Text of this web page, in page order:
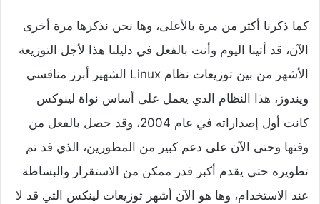
كما ذكرنا أكثر من مرة بالأعلى، وها نحن نذكرها مرة أخرى
الآن، قد أتينا اليوم وأنت بالفعل في دليلنا هذا لأجل التوزيعة
الأشهر من بين توزيعات نظام Linux الشهير أبرز منافسي
ويندوز، هذا النظام الذي يعمل على أساس نواة لينوكس
كانت أول إصداراته في عام 2004، وقد حصل بالفعل من
وقتها وحتى الآن على دعم كبير من المطورين، الذي قد تم
تطويره حتى يقدم أكبر قدر ممكن من الاستقرار والبساطة
عند الاستخدام، وها هو الآن أشهر توزيعات لينكس التي قد لا